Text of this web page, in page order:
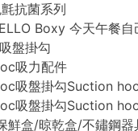
抗菌系列
Boxy 今天午餐自
盤掛勾
吸力配件
吸盤掛勾Suction
吸盤掛勾Suction
鮮盒/晾乾盒/不鏽鋼器